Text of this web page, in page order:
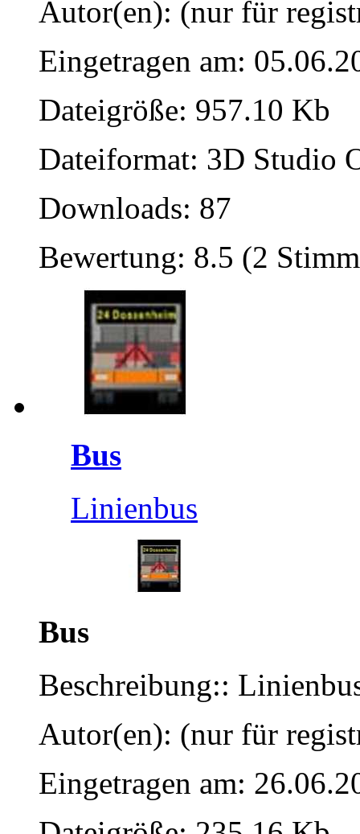
Autor(en): (nur für
Eingetragen am:
Dateigröße: 957.10 Kb
Dateiformat: 3D Studio
Downloads: 87
Bewertung: 8.5 (2
Bus
Linienbus
Bus
Beschreibung::
Autor(en): (nur für
Eingetragen am: